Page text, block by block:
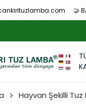
🤝
Hayvan Şekilli